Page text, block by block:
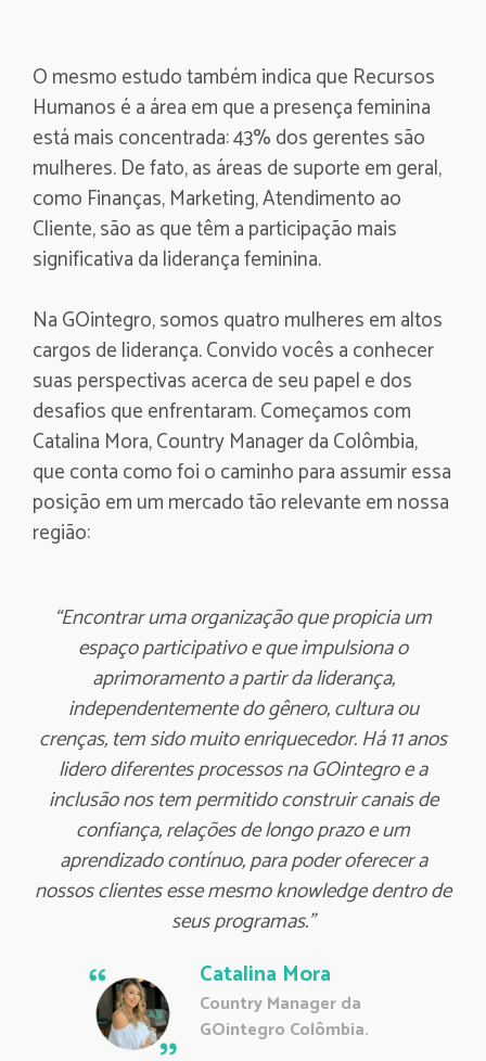
O mesmo estudo também indica que Recursos
Humanos é a área em que a presença feminina
está mais concentrada: 43% dos gerentes são
mulheres. De fato, as áreas de suporte em geral,
como Finanças, Marketing, Atendimento ao
Cliente, são as que têm a participação mais
significativa da liderança feminina.
Na GOintegro, somos quatro mulheres em altos
cargos de liderança. Convido vocês a conhecer
suas perspectivas acerca de seu papel e dos
desafios que enfrentaram. Começamos com
Catalina Mora, Country Manager da Colômbia,
que conta como foi o caminho para assumir essa
posição em um mercado tão relevante em nossa
região:
“Encontrar uma organização que propicia um
espaço participativo e que impulsiona o
aprimoramento a partir da liderança,
independentemente do gênero, cultura ou
crenças, tem sido muito enriquecedor. Há 11 anos
lidero diferentes processos na GOintegro e a
inclusão nos tem permitido construir canais de
confiança, relações de longo prazo e um
aprendizado contínuo, para poder oferecer a
nossos clientes esse mesmo knowledge dentro de
seus programas.”
Catalina Mora
Country Manager da
GOintegro Colômbia.